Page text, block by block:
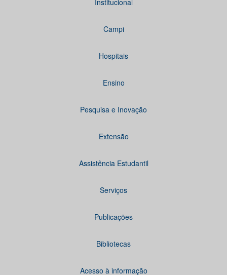
Institucional
Campi
Hospitais
Ensino
Pesquisa e Inovação
Extensão
Assistência Estudantil
Serviços
Publicações
Bibliotecas
Acesso à informação